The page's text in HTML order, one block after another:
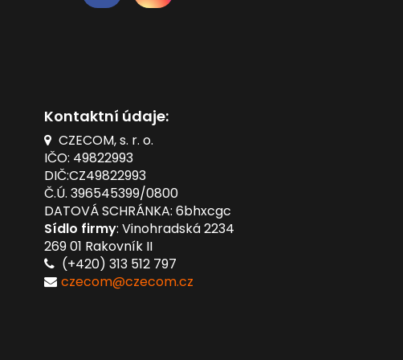
Kontaktní údaje:
CZECOM, s. r. o.
IČO: 49822993
DIČ:CZ49822993
Č.Ú. 396545399/0800
DATOVÁ SCHRÁNKA: 6bhxcgc
Sídlo firmy: Vinohradská 2234
269 01 Rakovník II
(+420) 313 512 797
czecom@czecom.cz